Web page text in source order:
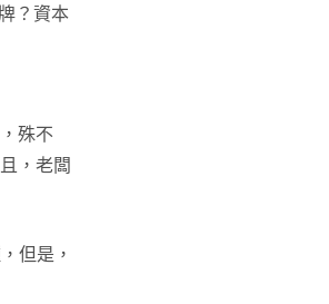
？資本
殊不
，老闆
但是，